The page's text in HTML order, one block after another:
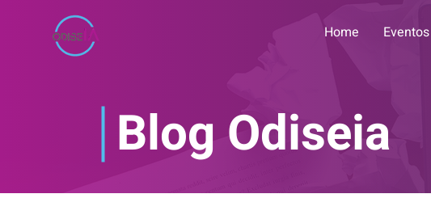
Home Eventos
Blog Odiseia